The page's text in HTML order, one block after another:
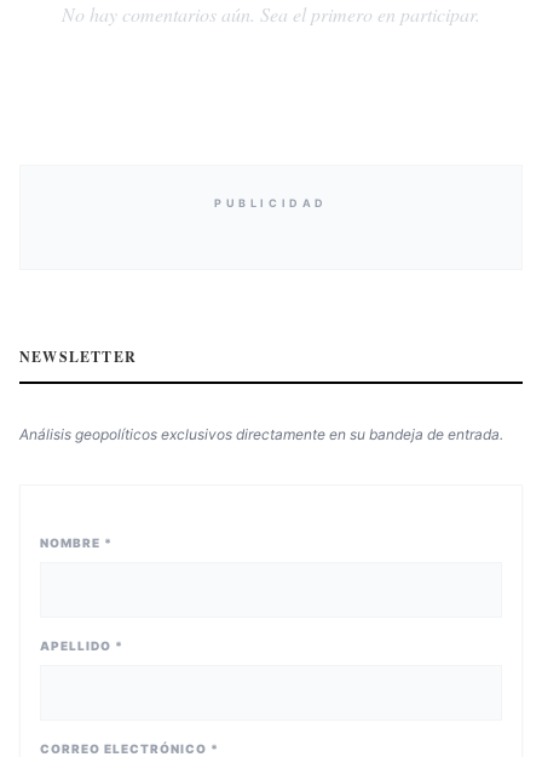
No hay comentarios aún. Sea el primero en participar.
PUBLICIDAD
NEWSLETTER
Análisis geopolíticos exclusivos directamente en su bandeja de entrada.
NOMBRE *
APELLIDO *
CORREO ELECTRÓNICO *